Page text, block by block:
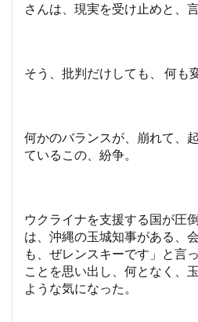
さんは、現実を受け止めと、
そう、批判だけしても、 何も
何かのバランスが、崩れて、
ているこの、紛争。
ウクライナを支援する国が圧
は、沖縄の玉城知事がある、
も、ぜレンスキーです」と言
ことを思い出し、何となく、
ような気になった。